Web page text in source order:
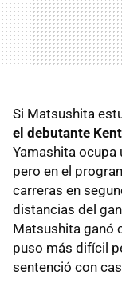
Si Matsushita
el debutante
Yamashita ocupa
pero en el
carreras en
distancias del
Matsushita ganó
puso más difícil
sentenció con